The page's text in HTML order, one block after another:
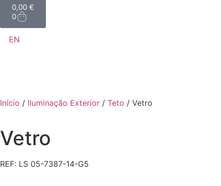
0,00 €
0
EN
Início / Iluminação Exterior / Teto / Vetro
Vetro
REF: LS 05-7387-14-G5